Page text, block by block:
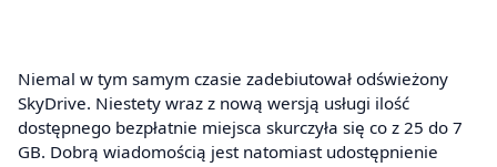
Niemal w tym samym czasie zadebiutował odświeżony
SkyDrive. Niestety wraz z nową wersją usługi ilość
dostępnego bezpłatnie miejsca skurczyła się co z 25 do 7
GB. Dobrą wiadomością jest natomiast udostępnienie